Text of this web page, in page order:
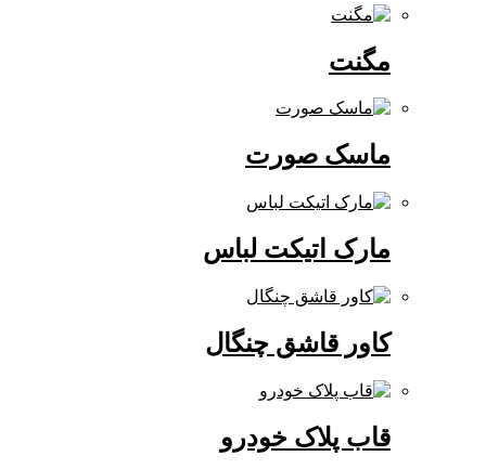
ماسک صورت
مارک اتیکت لباس
کاور قاشق چنگال
قاب پلاک خودرو